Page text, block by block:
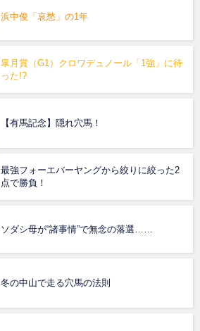
浜中俊「哀愁」の1年
皐月賞（G1）クロワデュノール「1強」に待
った!?
【有馬記念】隠れ穴馬！
最強フォーエバーヤングから絞りに絞った2
点で勝負！
ソダシ母が“諸事情”で無念の落選……
冬の中山で走る穴馬の法則